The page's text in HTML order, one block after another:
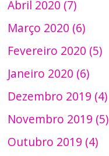
Abril 2020 (7)
Março 2020 (6)
Fevereiro 2020 (5)
Janeiro 2020 (6)
Dezembro 2019 (4)
Novembro 2019 (5)
Outubro 2019 (4)